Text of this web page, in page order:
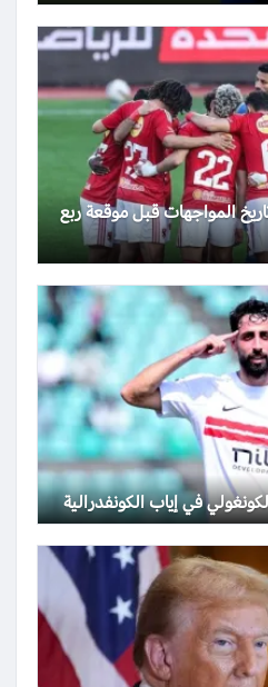
المواجهات قبل موقعة ربع
في إياب الكونفدرالية